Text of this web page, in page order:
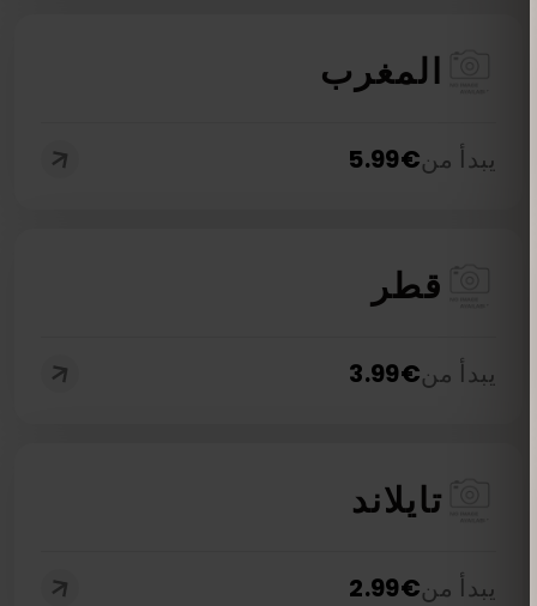
المغرب
يبدأ من€
5.99
قطر
يبدأ من€
3.99
تايلاند
يبدأ من€
2.99